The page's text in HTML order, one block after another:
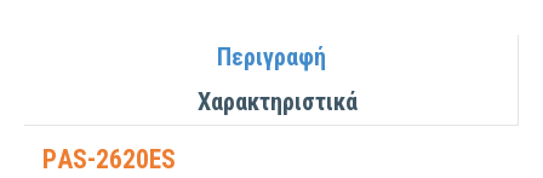
Περιγραφή
Χαρακτηριστικά
PAS-2620ES